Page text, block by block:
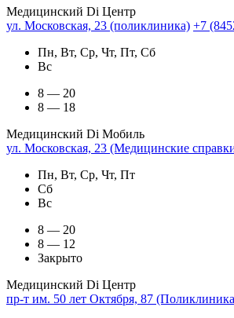
Медицинский Di Центр
ул. Московская, 23 (поликлиника) +7
Пн, Вт, Ср, Чт, Пт, Сб
Вс
8 — 20
8 — 18
Медицинский Di Мобиль
ул. Московская, 23 (Медицинские
Пн, Вт, Ср, Чт, Пт
Сб
Вс
8 — 20
8 — 12
Закрыто
Медицинский Di Центр
пр-т им. 50 лет Октября, 87